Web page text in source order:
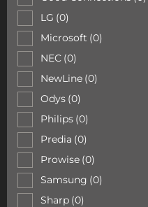
LG (0)
Microsoft (0)
NEC (0)
NewLine (0)
Odys (0)
Philips (0)
Predia (0)
Prowise (0)
Samsung (0)
Sharp (0)